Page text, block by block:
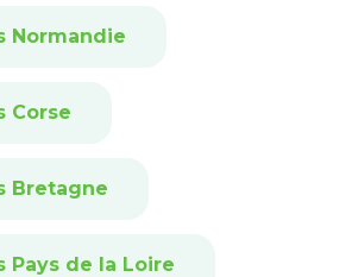
Normandie
Corse
Bretagne
Pays de la Loire